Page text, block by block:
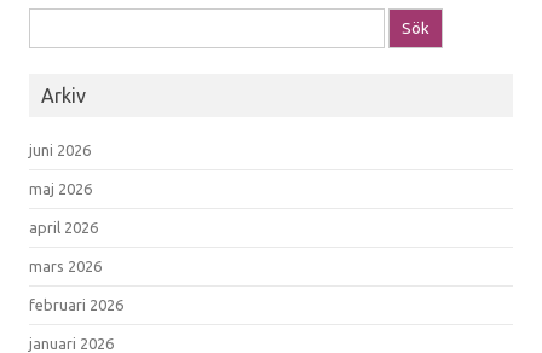
Arkiv
juni 2026
maj 2026
april 2026
mars 2026
februari 2026
januari 2026